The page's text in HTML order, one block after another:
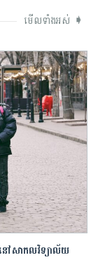
មើលទាំងអស់ ➧
នៅសាកលវិទ្យាល័យ